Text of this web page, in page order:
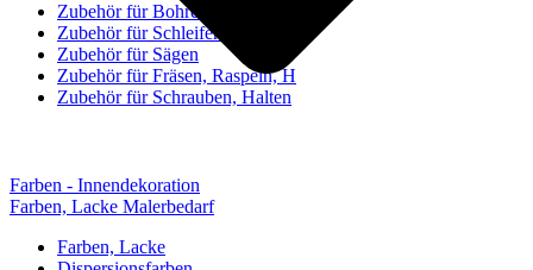
Zubehör für Bohren, Bohrhilfen
Zubehör für Schleifen, Poliere
Zubehör für Sägen
Zubehör für Fräsen, Raspeln, H
Zubehör für Schrauben, Halten
Farben - Innendekoration
Farben, Lacke Malerbedarf
Farben, Lacke